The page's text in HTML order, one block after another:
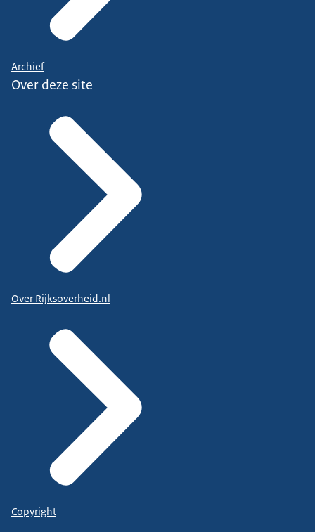
Archief
Over deze site
Over Rijksoverheid.nl
Copyright